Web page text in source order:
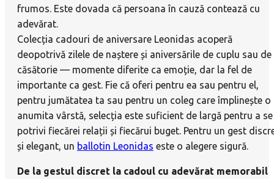
frumos. Este dovada că persoana în cauză contează cu
adevărat.
Colecția cadouri de aniversare Leonidas acoperă
deopotrivă zilele de naștere și aniversările de cuplu sau de
căsătorie — momente diferite ca emoție, dar la fel de
importante ca gest. Fie că oferi pentru ea sau pentru el,
pentru jumătatea ta sau pentru un coleg care împlinește o
anumita vârstă, selecția este suficient de largă pentru a se
potrivi fiecărei relații și fiecărui buget. Pentru un gest
și elegant, un ballotin Leonidas este o alegere sigură.
De la gestul discret la cadoul cu adevărat memorabil